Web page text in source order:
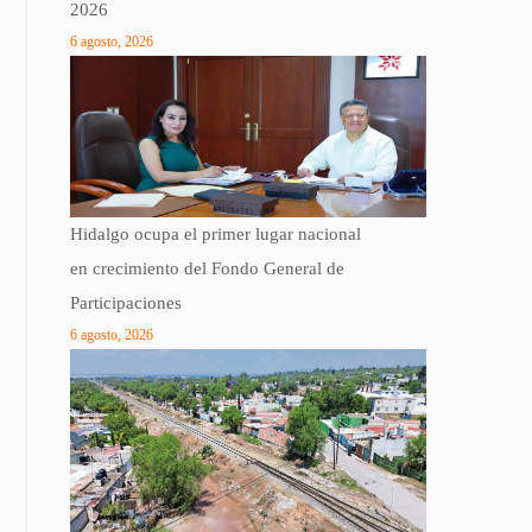
2026
6 agosto, 2026
Hidalgo ocupa el primer lugar nacional
en crecimiento del Fondo General de
Participaciones
6 agosto, 2026